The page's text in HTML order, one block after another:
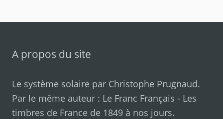
A propos du site
Le système solaire par Christophe Prugnaud.
Par le même auteur : Le Franc Français - Les
timbres de France de 1849 à nos jours.